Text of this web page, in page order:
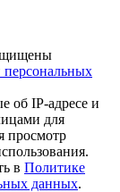
об IP-адресе и
для
просмотр
в Политике
данных.